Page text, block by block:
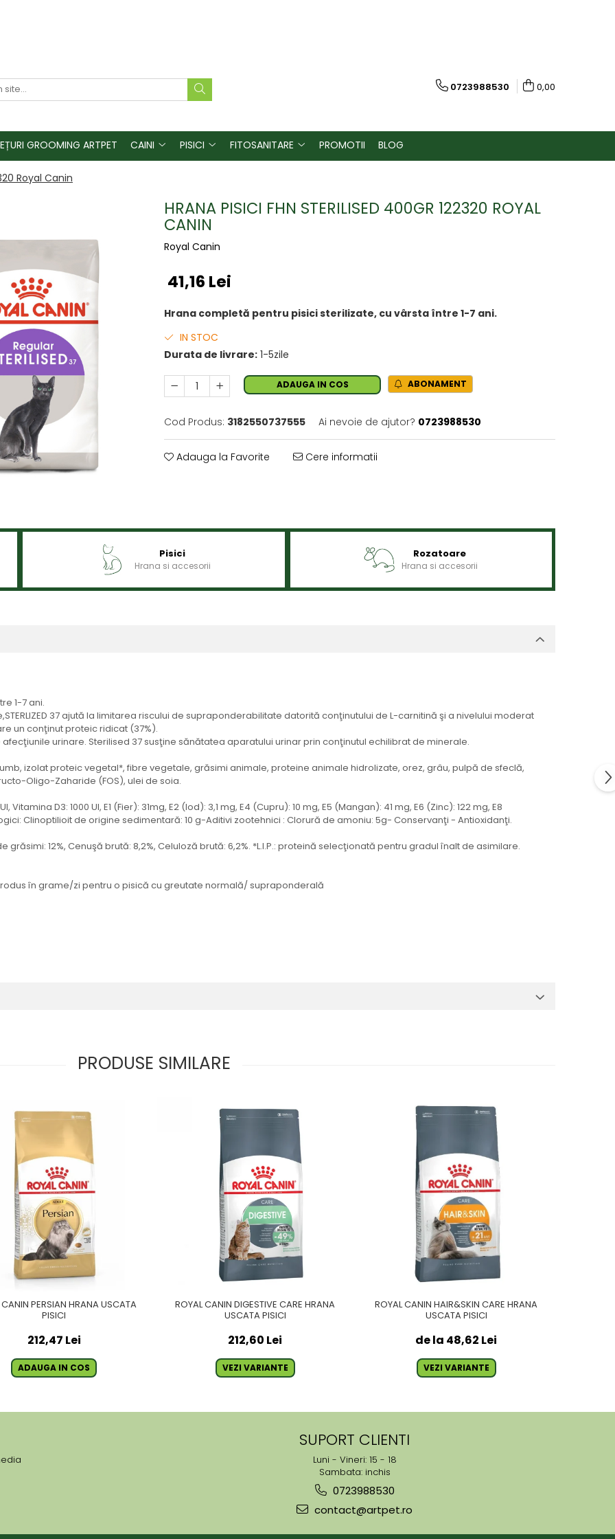
0723988530 0,00
GROOMING ARTPET CAINI PISICI FITOSANITARE PROMOTII BLOG
Royal Canin
HRANA PISICI FHN STERILISED 400GR 122320 ROYAL
CANIN
Royal Canin
41,16 Lei
Hrana completă pentru pisici sterilizate, cu vârsta între 1-7 ani.
IN STOC
Durata de livrare: 1-5zile
ADAUGA IN COS ABONAMENT
Cod Produs: 3182550737555 Ai nevoie de ajutor? 0723988530
Adauga la Favorite Cere informatii
Pisici
Hrana si accesorii
Rozatoare
Hrana si accesorii
1-7 ani.
37 ajută la limitarea riscului de supraponderabilitate datorită conţinutului de L-carnitină şi a nivelului moderat
un conţinut proteic ridicat (37%).
urinare. Sterilised 37 susţine sănătatea aparatului urinar prin conţinutul echilibrat de minerale.
izolat proteic vegetal*, fibre vegetale, grăsimi animale, proteine animale hidrolizate, orez, grâu, pulpă de sfeclă,
Oligo-Zaharide (FOS), ulei de soia.
Vitamina D3: 1000 UI, E1 (Fier): 31mg, E2 (Iod): 3,1 mg, E4 (Cupru): 10 mg, E5 (Mangan): 41 mg, E6 (Zinc): 122 mg, E8
Clinoptilioit de origine sedimentară: 10 g-Aditivi zootehnici : Clorură de amoniu: 5g- Conservanţi - Antioxidanţi.
grăsimi: 12%, Cenuşă brută: 8,2%, Celuloză brută: 6,2%. *L.I.P.: proteină selecţionată pentru gradul înalt de asimilare.
în grame/zi pentru o pisică cu greutate normală/ supraponderală
PRODUSE SIMILARE
PERSIAN HRANA USCATA
PISICI
212,47 Lei
ADAUGA IN COS
ROYAL CANIN DIGESTIVE CARE HRANA
USCATA PISICI
212,60 Lei
VEZI VARIANTE
ROYAL CANIN HAIR&SKIN CARE HRANA
USCATA PISICI
de la 48,62 Lei
VEZI VARIANTE
SUPORT CLIENTI
Luni - Vineri: 15 - 18
Sambata: inchis
0723988530
contact@artpet.ro